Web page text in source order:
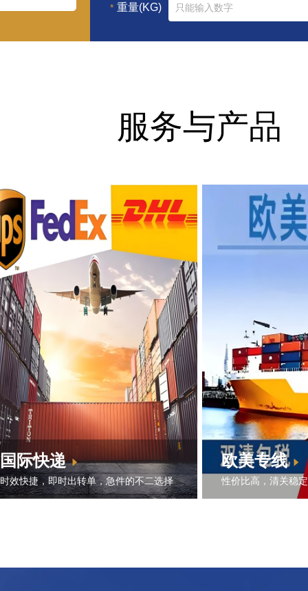
* 重量(KG)
服务与产品
国际快递
时效快捷，即时出转单，急件的不二选择
欧美专线
性价比高，清关稳定